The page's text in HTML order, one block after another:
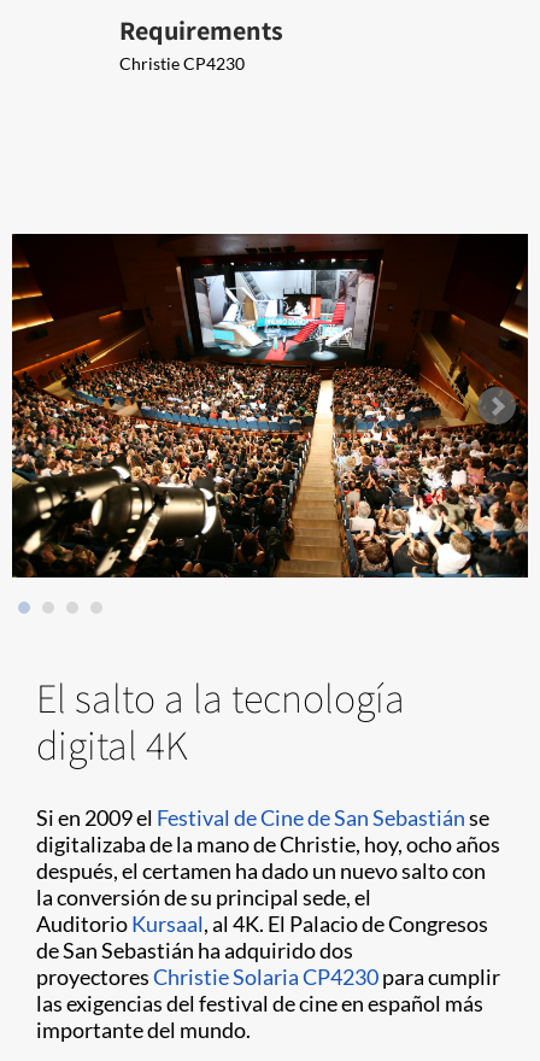
Requirements
Christie CP4230
El salto a la tecnología
digital 4K
Si en 2009 el Festival de Cine de San Sebastiánse
digitalizaba de la mano de Christie, hoy, ocho años
después, el certamen ha dado un nuevo salto con
la conversión de su principal sede, el
AuditorioKursaal, al 4K. El Palacio de Congresos
de San Sebastián ha adquirido dos
proyectoresChristie Solaria CP4230para cumplir
las exigencias del festival de cine en español más
importante del mundo.